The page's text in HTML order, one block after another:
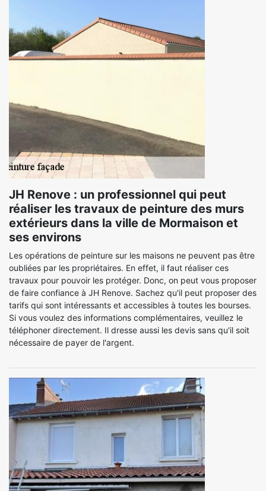
JH Renove : un professionnel qui peut
réaliser les travaux de peinture des murs
extérieurs dans la ville de Mormaison et
ses environs
Les opérations de peinture sur les maisons ne peuvent pas être
oubliées par les propriétaires. En effet, il faut réaliser ces
travaux pour pouvoir les protéger. Donc, on peut vous proposer
de faire confiance à JH Renove. Sachez qu'il peut proposer des
tarifs qui sont intéressants et accessibles à toutes les bourses.
Si vous voulez des informations complémentaires, veuillez le
téléphoner directement. Il dresse aussi les devis sans qu'il soit
nécessaire de payer de l'argent.